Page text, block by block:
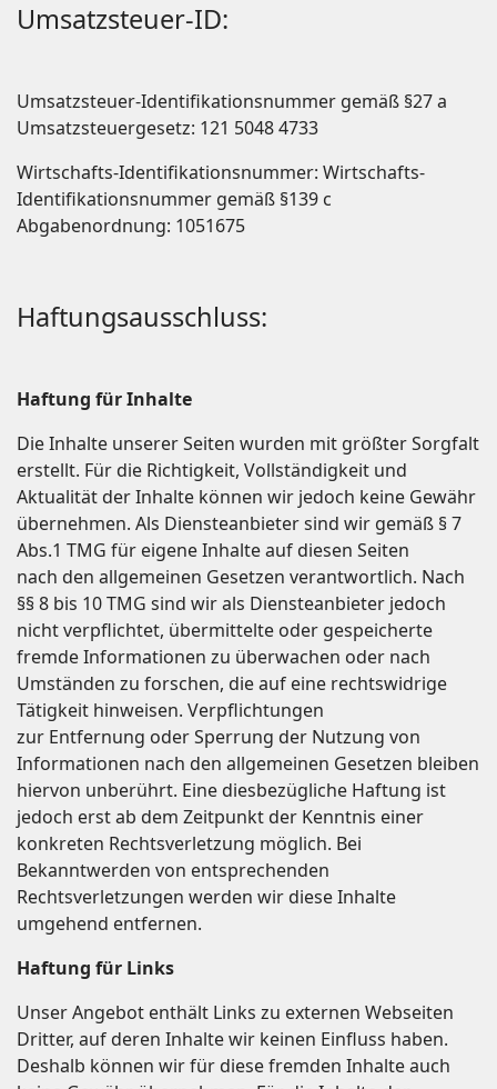
Umsatzsteuer-ID:
Umsatzsteuer-Identifikationsnummer gemäß §27 a
Umsatzsteuergesetz: 121 5048 4733
Wirtschafts-Identifikationsnummer: Wirtschafts-
Identifikationsnummer gemäß §139 c
Abgabenordnung: 1051675
Haftungsausschluss:
Haftung für Inhalte
Die Inhalte unserer Seiten wurden mit größter Sorgfalt
erstellt. Für die Richtigkeit, Vollständigkeit und
Aktualität der Inhalte können wir jedoch keine Gewähr
übernehmen. Als Diensteanbieter sind wir gemäß § 7
Abs.1 TMG für eigene Inhalte auf diesen Seiten
nach den allgemeinen Gesetzen verantwortlich. Nach
§§ 8 bis 10 TMG sind wir als Diensteanbieter jedoch
nicht verpflichtet, übermittelte oder gespeicherte
fremde Informationen zu überwachen oder nach
Umständen zu forschen, die auf eine rechtswidrige
Tätigkeit hinweisen. Verpflichtungen
zur Entfernung oder Sperrung der Nutzung von
Informationen nach den allgemeinen Gesetzen bleiben
hiervon unberührt. Eine diesbezügliche Haftung ist
jedoch erst ab dem Zeitpunkt der Kenntnis einer
konkreten Rechtsverletzung möglich. Bei
Bekanntwerden von entsprechenden
Rechtsverletzungen werden wir diese Inhalte
umgehend entfernen.
Haftung für Links
Unser Angebot enthält Links zu externen Webseiten
Dritter, auf deren Inhalte wir keinen Einfluss haben.
Deshalb können wir für diese fremden Inhalte auch